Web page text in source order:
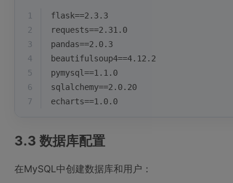
1
flask==2.3.3
2
requests==2.31.0
3
pandas==2.0.3
4
beautifulsoup4==4.12.2
5
pymysql==1.1.0
6
sqlalchemy==2.0.20
7
echarts==1.0.0
3.3 数据库配置
在MySQL中创建数据库和用户：